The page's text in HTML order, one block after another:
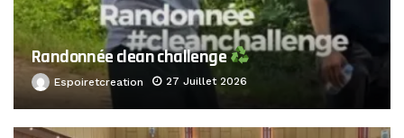
Randonnée clean challenge
Espoiretcreation 27 Juillet 2026